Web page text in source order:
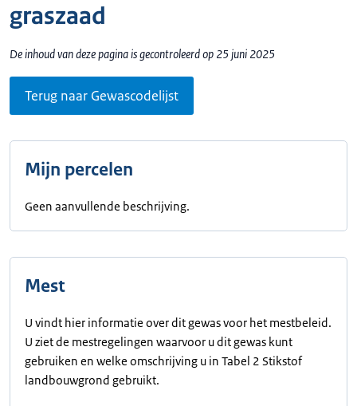
graszaad
De inhoud van deze pagina is gecontroleerd op 25 juni 2025
Terug naar Gewascodelijst
Mijn percelen
Geen aanvullende beschrijving.
Mest
U vindt hier informatie over dit gewas voor het mestbeleid.
U ziet de mestregelingen waarvoor u dit gewas kunt
gebruiken en welke omschrijving u in Tabel 2 Stikstof
landbouwgrond gebruikt.